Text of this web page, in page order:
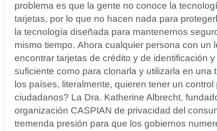
problema es que la gente no conoce la
tarjetas, por lo que no hacen nada para
la tecnología diseñada para mantenernos
mismo tiempo. Ahora cualquier persona con un
encontrar tarjetas de crédito y de identificación
suficiente como para clonarla y utilizarla en una
los países, literalmente, quieren tener un
ciudadanos? La Dra. Katherine Albrecht,
organización CASPIAN de privacidad del
tremenda presión para que los gobiernos